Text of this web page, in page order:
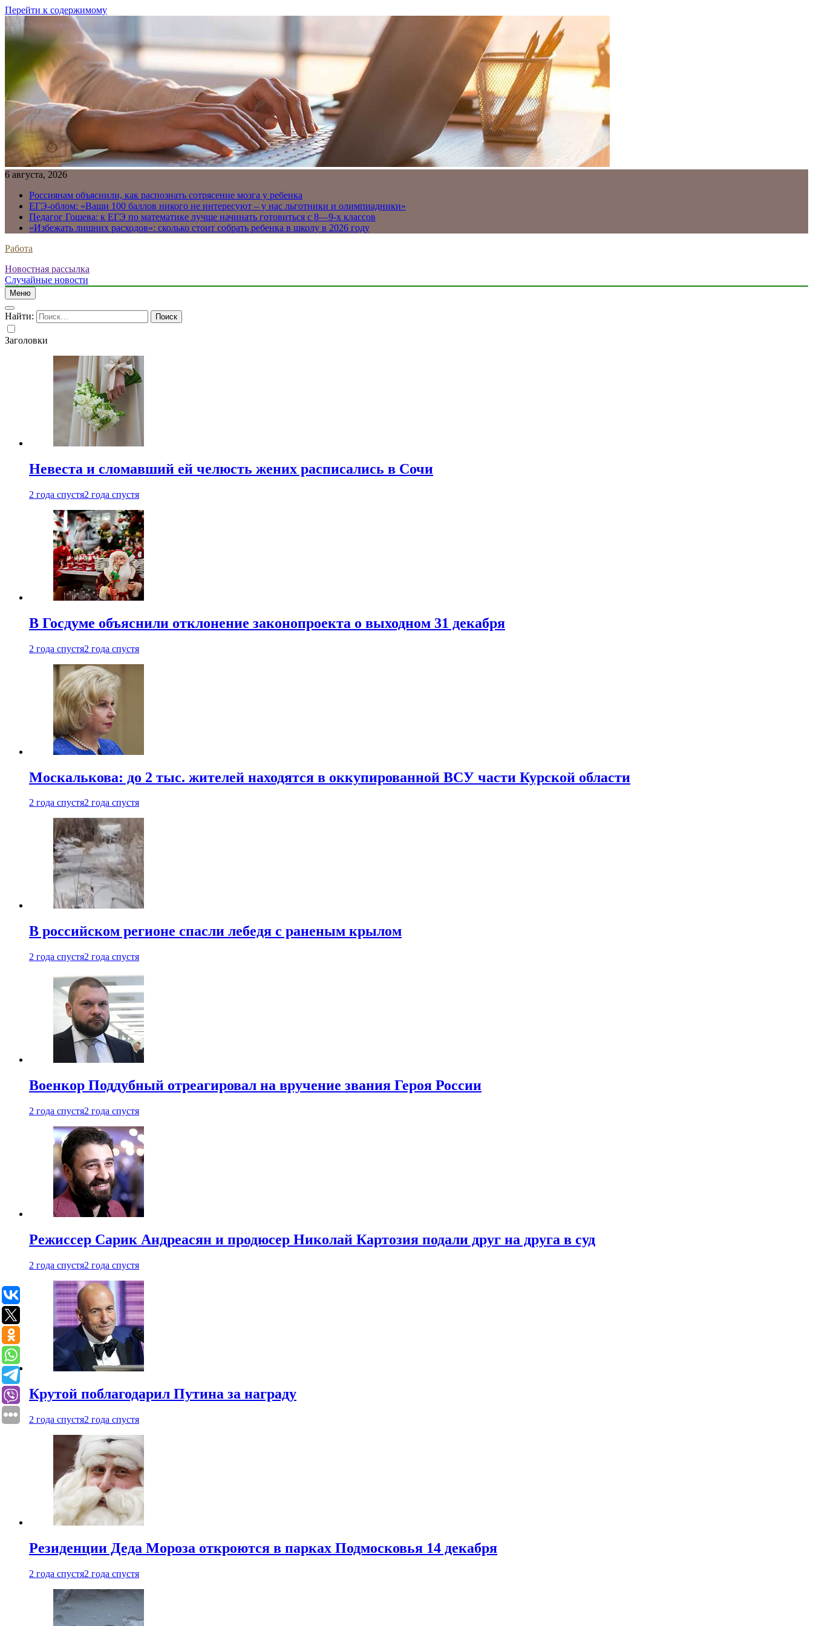
Перейти к содержимому
6 августа, 2026
Россиянам объяснили, как распознать сотрясение мозга у ребенка
ЕГЭ-облом: «Ваши 100 баллов никого не интересуют – у нас льготники и олимпиадники»
Педагог Гошева: к ЕГЭ по математике лучше начинать готовиться с 8—9-х классов
«Избежать лишних расходов»: сколько стоит собрать ребенка в школу в 2026 году
Работа
Новостная рассылка
Случайные новости
Меню
Найти:
Заголовки
Невеста и сломавший ей челюсть жених расписались в Сочи
2 года спустя2 года спустя
В Госдуме объяснили отклонение законопроекта о выходном 31 декабря
2 года спустя2 года спустя
Москалькова: до 2 тыс. жителей находятся в оккупированной ВСУ части Курской области
2 года спустя2 года спустя
В российском регионе спасли лебедя с раненым крылом
2 года спустя2 года спустя
Военкор Поддубный отреагировал на вручение звания Героя России
2 года спустя2 года спустя
Режиссер Сарик Андреасян и продюсер Николай Картозия подали друг на друга в суд
2 года спустя2 года спустя
Крутой поблагодарил Путина за награду
2 года спустя2 года спустя
Резиденции Деда Мороза откроются в парках Подмосковья 14 декабря
2 года спустя2 года спустя